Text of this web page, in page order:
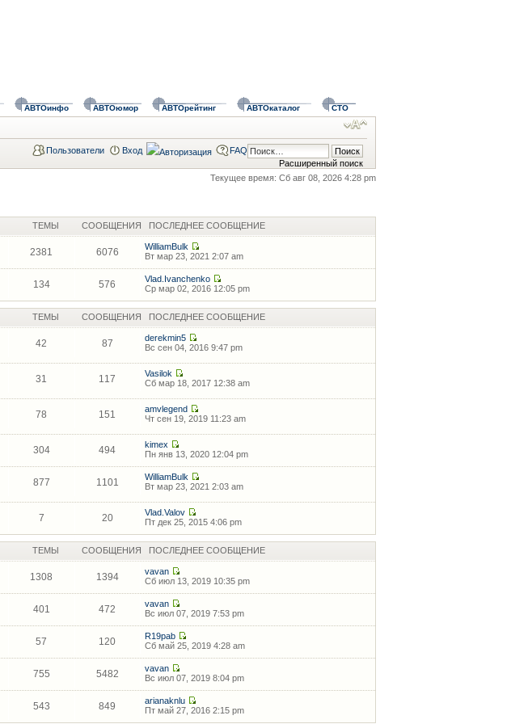
АВТОинфо АВТОюмор АВТОрейтинг АВТОкаталог СТО
Расширенный поиск
Пользователи Вход FAQ
Текущее время: Сб авг 08, 2026 4:28 pm
ТЕМЫ СООБЩЕНИЯ ПОСЛЕДНЕЕ СООБЩЕНИЕ
2381 6076
WilliamBulk
Вт мар 23, 2021 2:07 am
134 576
Vlad.Ivanchenko
Ср мар 02, 2016 12:05 pm
ТЕМЫ СООБЩЕНИЯ ПОСЛЕДНЕЕ СООБЩЕНИЕ
42 87
derekmin5
Вс сен 04, 2016 9:47 pm
31 117
Vasilok
Сб мар 18, 2017 12:38 am
78 151
amvlegend
Чт сен 19, 2019 11:23 am
304 494
kimex
Пн янв 13, 2020 12:04 pm
877 1101
WilliamBulk
Вт мар 23, 2021 2:03 am
7 20
Vlad.Valov
Пт дек 25, 2015 4:06 pm
ТЕМЫ СООБЩЕНИЯ ПОСЛЕДНЕЕ СООБЩЕНИЕ
1308 1394
vavan
Сб июл 13, 2019 10:35 pm
401 472
vavan
Вс июл 07, 2019 7:53 pm
57 120
R19pab
Сб май 25, 2019 4:28 am
755 5482
vavan
Вс июл 07, 2019 8:04 pm
543 849
arianaknlu
Пт май 27, 2016 2:15 pm